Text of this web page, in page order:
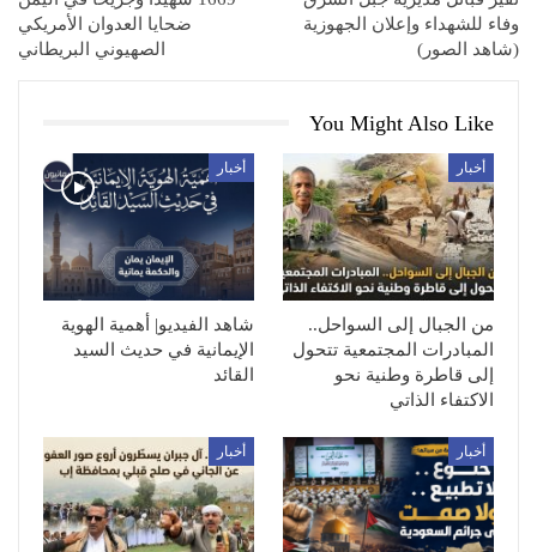
وفاء للشهداء وإعلان الجهوزية
(شاهد الصور)
ضحايا العدوان الأمريكي
الصهيوني البريطاني
You Might Also Like
أخبار
من الجبال إلى السواحل..
المبادرات المجتمعية تتحول
إلى قاطرة وطنية نحو
الاكتفاء الذاتي
أخبار
شاهد الفيديو| أهمية الهوية
الإيمانية في حديث السيد
القائد
أخبار أخبار